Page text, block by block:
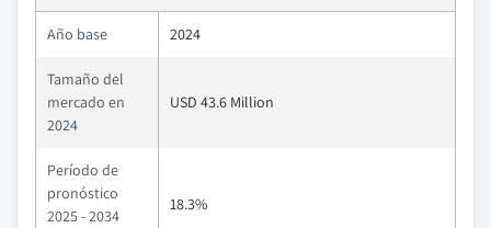
Año base 2024
Tamaño del
mercado en
2024
USD 43.6 Million
Período de
pronóstico
2025 - 2034
18.3%